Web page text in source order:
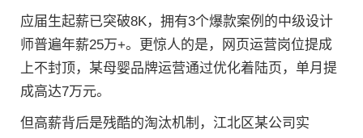
应届生起薪已突破8K，拥有3个爆款案例的中级设计
师普遍年薪25万+。更惊人的是，网页运营岗位提成
上不封顶，某母婴品牌运营通过优化着陆页，单月提
成高达7万元。
但高薪背后是残酷的淘汰机制，江北区某公司实